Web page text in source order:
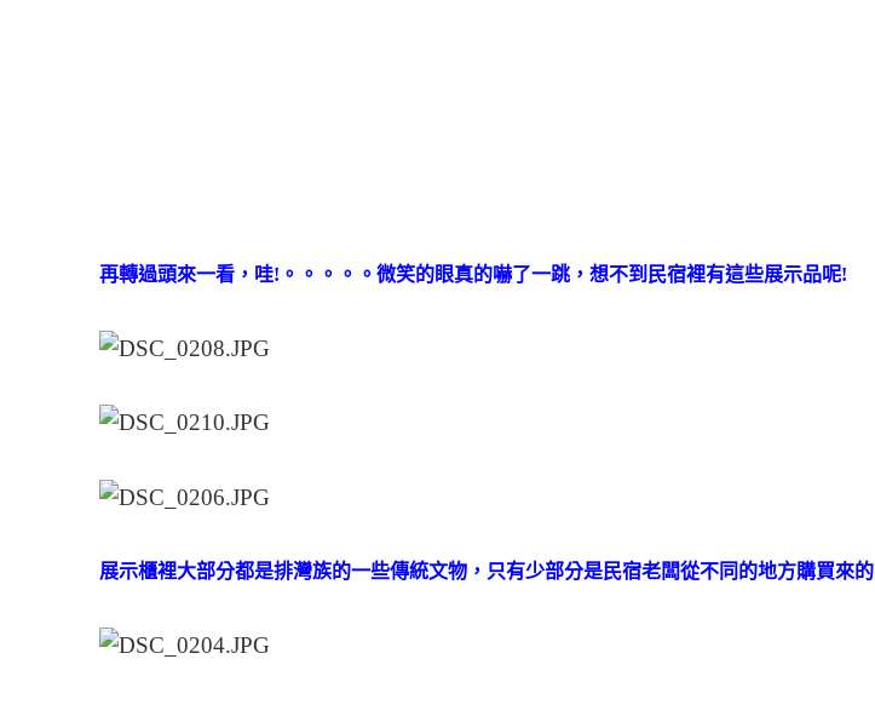
再轉過頭來一看，哇!。。。。。微笑的眼真的嚇了一跳，想不到民宿裡有這些展示品呢!
展示櫃裡大部分都是排灣族的一些傳統文物，只有少部分是民宿老闆從不同的地方購買來的